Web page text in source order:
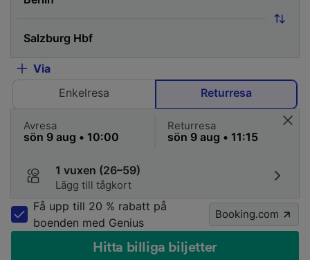
Via
Enkelresa
Returresa
Avresa Returresa
1 vuxen (26–59)
Lägg till tågkort
Få upp till 20 % rabatt på
boenden med Genius
Booking.com
Hitta billiga biljetter